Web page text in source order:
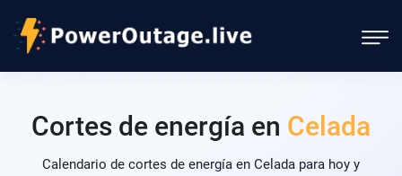
Cortes de energía en Celada
Calendario de cortes de energía en Celada para hoy y